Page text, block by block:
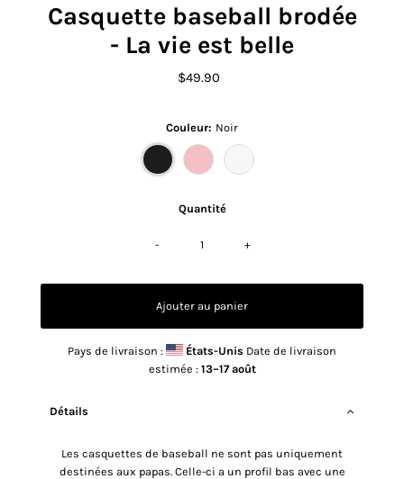
Casquette baseball brodée
- La vie est belle
Prix
$49.90
Couleur: Noir
Quantité
- +
Pays de livraison : États-Unis Date de livraison
estimée : 13⁠–17 août
Détails
Les casquettes de baseball ne sont pas uniquement
destinées aux papas. Celle-ci a un profil bas avec une